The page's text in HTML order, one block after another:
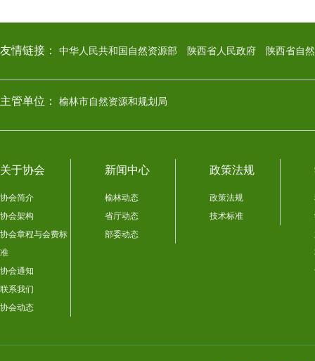
友情链接： 中华人民共和国自然资源部 陕西省人民政府 陕西省自
主管单位： 榆林市自然资源和规划局
关于协会
协会简介
协会架构
协会章程与会费标
准
协会通知
联系我们
协会动态
新闻中心
榆林动态
省厅动态
部委动态
政策法规
政策法规
技术标准